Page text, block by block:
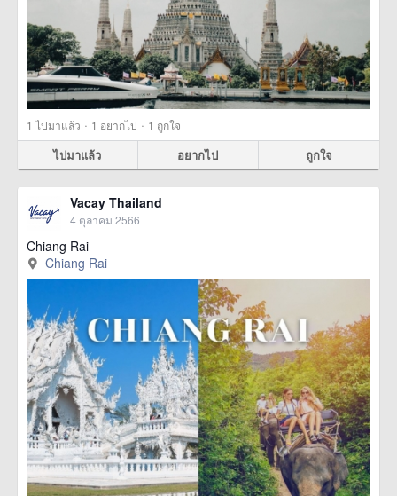
1 ไปมาแล้ว · 1 อยากไป · 1 ถูกใจ
ไปมาแล้ว อยากไป ถูกใจ
Vacay Thailand
4 ตุลาคม 2566
Chiang Rai
Chiang Rai